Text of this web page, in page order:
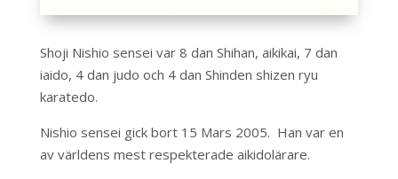
Shoji Nishio sensei var 8 dan Shihan, aikikai, 7 dan
iaido, 4 dan judo och 4 dan Shinden shizen ryu
karatedo.
Nishio sensei gick bort 15 Mars 2005. Han var en
av världens mest respekterade aikidolärare.